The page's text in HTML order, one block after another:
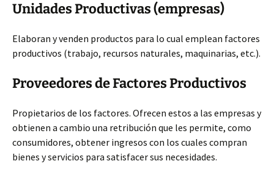
Unidades Productivas (empresas)
Elaboran y venden productos para lo cual emplean factores
productivos (trabajo, recursos naturales, maquinarias, etc.).
Proveedores de Factores Productivos
Propietarios de los factores. Ofrecen estos a las empresas y
obtienen a cambio una retribución que les permite, como
consumidores, obtener ingresos con los cuales compran
bienes y servicios para satisfacer sus necesidades.